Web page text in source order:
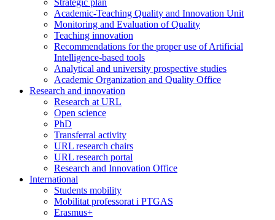
Academic-Teaching Quality and Innovation Unit
Monitoring and Evaluation of Quality
Teaching innovation
Recommendations for the proper use of Artificial
Intelligence-based tools
Analytical and university prospective studies
Academic Organization and Quality Office
Research and innovation
Research at URL
Open science
PhD
Transferral activity
URL research chairs
URL research portal
Research and Innovation Office
International
Students mobility
Mobilitat professorat i PTGAS
Erasmus+